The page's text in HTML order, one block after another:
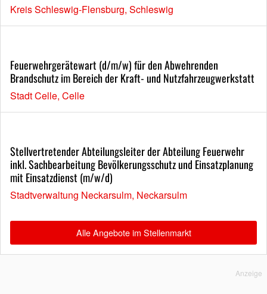
Kreis Schleswig-Flensburg, Schleswig
Feuerwehrgerätewart (d/m/w) für den Abwehrenden
Brandschutz im Bereich der Kraft- und Nutzfahrzeugwerkstatt
Stadt Celle, Celle
Stellvertretender Abteilungsleiter der Abteilung Feuerwehr
inkl. Sachbearbeitung Bevölkerungsschutz und Einsatzplanung
mit Einsatzdienst (m/w/d)
Stadtverwaltung Neckarsulm, Neckarsulm
Alle Angebote im Stellenmarkt
Anzeige